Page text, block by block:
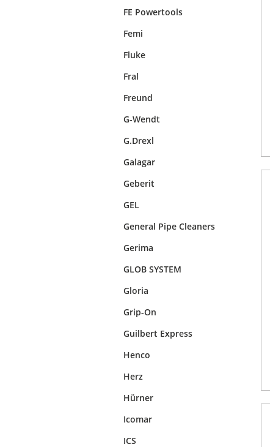
FE Powertools
Femi
Fluke
Fral
Freund
G-Wendt
G.Drexl
Galagar
Geberit
GEL
General Pipe Cleaners
Gerima
GLOB SYSTEM
Gloria
Grip-On
Guilbert Express
Henco
Herz
Hürner
Icomar
ICS